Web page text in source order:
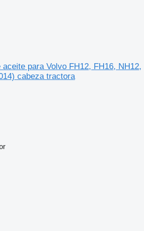
aceite para Volvo FH12, FH16, NH12,
cabeza tractora